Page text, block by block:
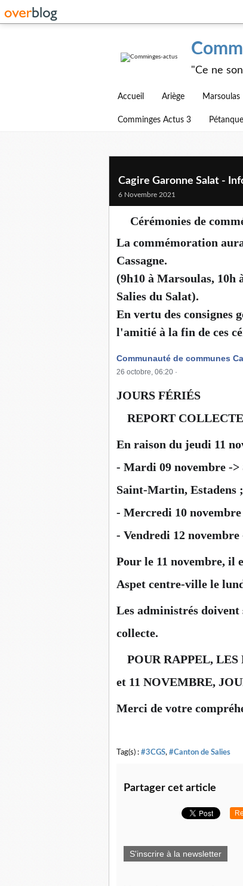
"Ce ne
Accueil Ariège Marsoulas
Comminges Actus 3
Cagire Garonne Salat -
6 Novembre 2021
🇨🇵
Cérémonies de
La commémoration
Cassagne.
(9h10 à Marsoulas, 10h
Salies du Salat).
En vertu des consignes
l'amitié à la fin de ces
Communauté de communes
26 octobre, 06:20 ·
JOURS FÉRIÉS
📌REPORT
En raison du jeudi 11
- Mardi 09 novembre -
Saint-Martin, Estadens ;
- Mercredi 10
- Vendredi 12
Pour le 11 novembre, il
Aspet centre-ville le
Les administrés
collecte.
📌POUR RAPPEL,
et 11 NOVEMBRE,
Merci de votre
Tag(s) : #3CGS, #Canton de Salies
Partager cet article
S'inscrire à la newsletter